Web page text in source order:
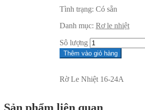
Tình trạng: Có sẵn
Danh mục: Rơ le nhiệt
Sô lượng
Thêm vào giỏ hàng
Rờ Le Nhiệt 16-24A